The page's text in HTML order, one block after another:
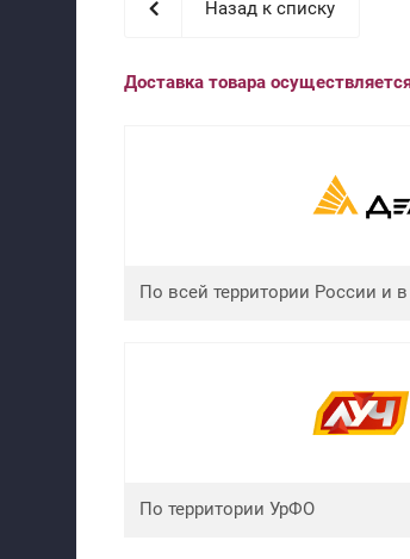
Назад к списку
Доставка товара
По всей территории России и
По территории УрФО